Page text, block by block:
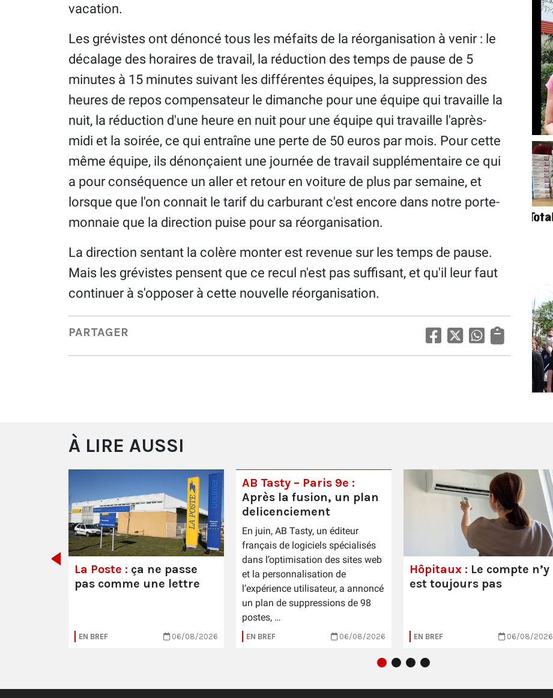
vacation.
Les grévistes ont dénoncé tous les méfaits de la réorganisation à venir : le
décalage des horaires de travail, la réduction des temps de pause de 5
minutes à 15 minutes suivant les différentes équipes, la suppression des
heures de repos compensateur le dimanche pour une équipe qui travaille la
nuit, la réduction d'une heure en nuit pour une équipe qui travaille l'après-
midi et la soirée, ce qui entraîne une perte de 50 euros par mois. Pour cette
même équipe, ils dénonçaient une journée de travail supplémentaire ce qui
a pour conséquence un aller et retour en voiture de plus par semaine, et
lorsque que l'on connait le tarif du carburant c'est encore dans notre porte-
monnaie que la direction puise pour sa réorganisation.
La direction sentant la colère monter est revenue sur les temps de pause.
Mais les grévistes pensent que ce recul n'est pas suffisant, et qu'il leur faut
continuer à s'opposer à cette nouvelle réorganisation.
PARTAGER
À LIRE AUSSI
La Poste : ça ne passe
pas comme une lettre
EN BREF 06/08/2026
AB Tasty – Paris 9e :
Après la fusion, un plan
delicenciement
En juin, AB Tasty, un éditeur
français de logiciels spécialisés
dans l’optimisation des sites web
et la personnalisation de
l’expérience utilisateur, a annoncé
un plan de suppressions de 98
postes, …
EN BREF 06/08/2026
Hôpitaux : Le compte n’y
est toujours pas
EN BREF 06/08/2026